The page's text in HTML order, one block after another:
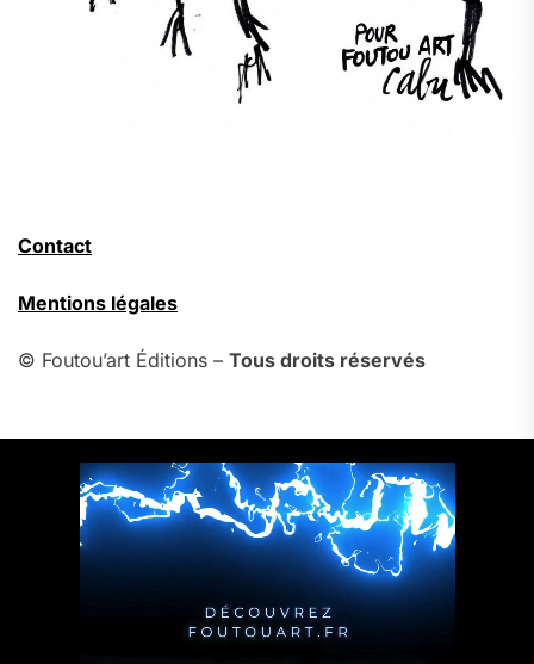
Contact
Mentions légales
© Foutou’art Éditions – Tous droits réservés